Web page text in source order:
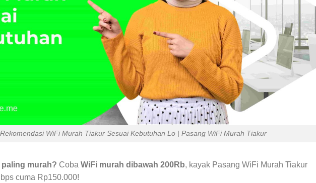
Rekomendasi WiFi Murah Tiakur Sesuai Kebutuhan Lo | Pasang WiFi Murah Tiakur
paling murah? Coba WiFi murah dibawah 200Rb, kayak Pasang WiFi Murah Tiakur
cuma Rp150.000!